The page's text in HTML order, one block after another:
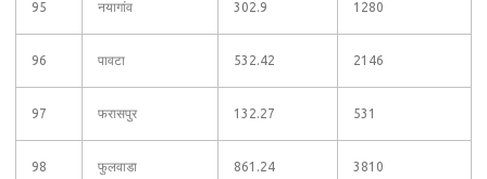
95 नयागांव 302.9 1280
96 पावटा 532.42 2146
97 फरासपुर 132.27 531
98 फुलवाडा 861.24 3810